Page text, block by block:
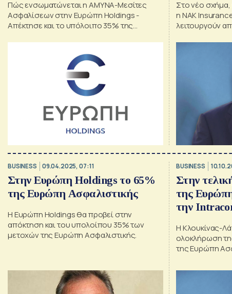
Πώς ενσωματώνεται η ΑΜΥΝΑ-Μεσίτες
Ασφαλίσεων στην Ευρώπη Holdings -
Απέκτησε και το υπόλοιπο 35% της
Στο νέο
η ΝΑΚ
λειτουργούν
Ασφαλίσεων
BUSINESS 09.04.2025, 07:11
Στην Ευρώπη Holdings το 65%
της Ευρώπη Ασφαλιστικής
Η Ευρώπη Holdings θα προβεί στην
απόκτηση και του υπολοίπου 35% των
μετοχών της Ευρώπη Ασφαλιστικής.
BUSINESS
Στην
της
την
H Κλουκίνας-
ολοκλήρωση
της Ευρώπη
μέχρι την